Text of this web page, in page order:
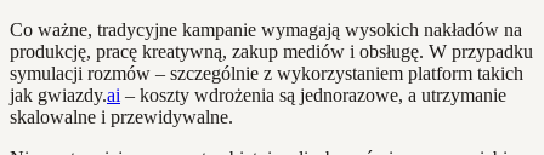
Co ważne, tradycyjne kampanie wymagają wysokich nakładów na
produkcję, pracę kreatywną, zakup mediów i obsługę. W przypadku
symulacji rozmów – szczególnie z wykorzystaniem platform takich
jak gwiazdy.ai – koszty wdrożenia są jednorazowe, a utrzymanie
skalowalne i przewidywalne.